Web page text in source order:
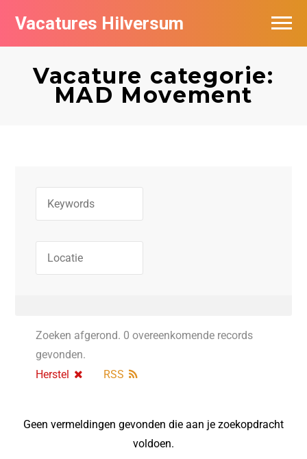
Vacatures Hilversum
Vacature categorie:
MAD Movement
Zoeken afgerond. 0 overeenkomende records
gevonden.
Herstel
RSS
Geen vermeldingen gevonden die aan je zoekopdracht
voldoen.
Vacatures per bedrijf in Hilversum
De populairste vacatures in Hilversum